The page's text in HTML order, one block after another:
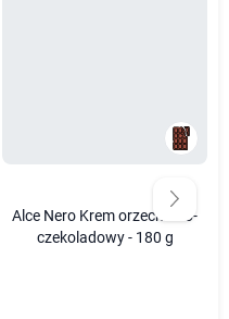
Alce Nero Krem orzechowo-
czekoladowy - 180 g